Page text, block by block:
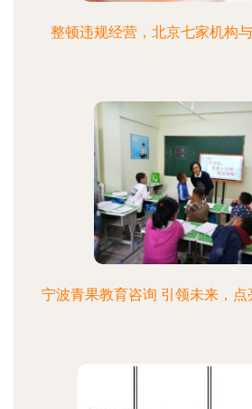
整顿违规经营，北京七家机构
宁波青果教育咨询 引领未来，